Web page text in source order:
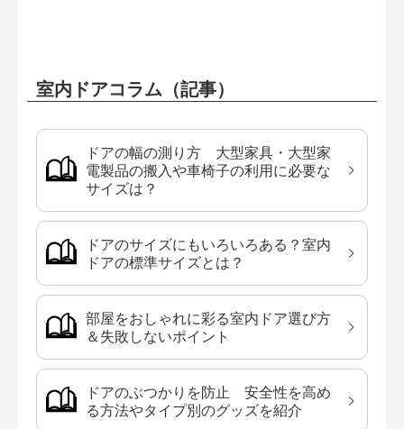
室内ドアコラム（記事）
ドアの幅の測り方 大型家具・大型家
電製品の搬入や車椅子の利用に必要な
サイズは？
ドアのサイズにもいろいろある？室内
ドアの標準サイズとは？
部屋をおしゃれに彩る室内ドア選び方
＆失敗しないポイント
ドアのぶつかりを防止 安全性を高め
る方法やタイプ別のグッズを紹介